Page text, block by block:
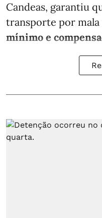
Candeas, garantiu
transporte por
mínimo e